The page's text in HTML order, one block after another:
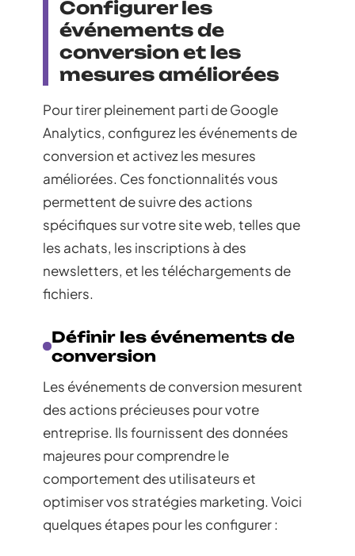
Configurer les
événements de
conversion et les
mesures améliorées
Pour tirer pleinement parti de Google
Analytics, configurez les événements de
conversion et activez les mesures
améliorées. Ces fonctionnalités vous
permettent de suivre des actions
spécifiques sur votre site web, telles que
les achats, les inscriptions à des
newsletters, et les téléchargements de
fichiers.
Définir les événements de
conversion
Les événements de conversion mesurent
des actions précieuses pour votre
entreprise. Ils fournissent des données
majeures pour comprendre le
comportement des utilisateurs et
optimiser vos stratégies marketing. Voici
quelques étapes pour les configurer :